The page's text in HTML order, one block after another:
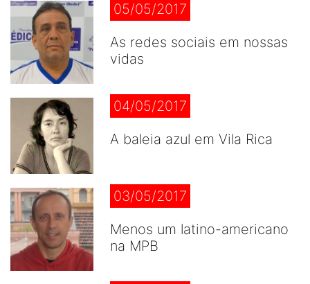
05/05/2017
As redes sociais em nossas
vidas
04/05/2017
A baleia azul em Vila Rica
03/05/2017
Menos um latino-americano
na MPB